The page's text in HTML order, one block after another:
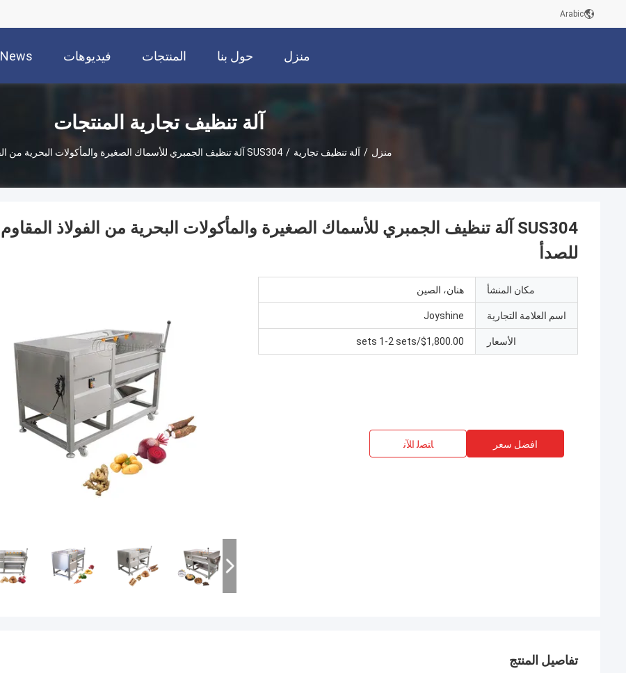
Arabic
منزل حول بنا المنتجات فيديوهات News
آلة تنظيف تجارية المنتجات
منزل / آلة تنظيف تجارية / SUS304 آلة تنظيف الجمبري للأسماك الصغيرة والمأكولات البحرية من الفولاذ المقاوم للصدأ
SUS304 آلة تنظيف الجمبري للأسماك الصغيرة والمأكولات البحرية من الفولاذ المقاوم
للصدأ
مكان المنشأ هنان، الصين
اسم العلامة التجارية Joyshine
الأسعار $1,800.00/sets 1-2 sets
افضل سعر ﺎﺘﺼﻟ ﺍﻶﻧ
تفاصيل المنتج